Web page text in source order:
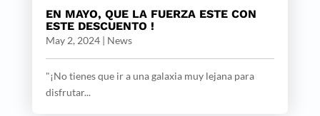
EN MAYO, QUE LA FUERZA ESTE CON
ESTE DESCUENTO !
May 2, 2024| News
"¡No tienes que ir a una galaxia muy lejana para
disfrutar...